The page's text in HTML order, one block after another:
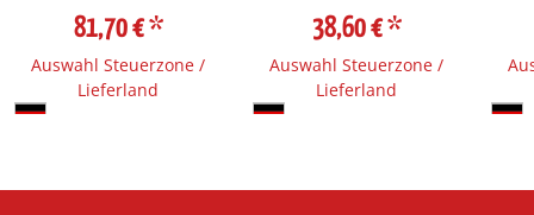
81,70 €*
Auswahl Steuerzone /
Lieferland
38,60 €*
Auswahl Steuerzone /
Lieferland